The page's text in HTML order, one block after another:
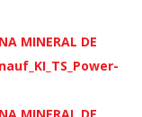
MINERAL DE